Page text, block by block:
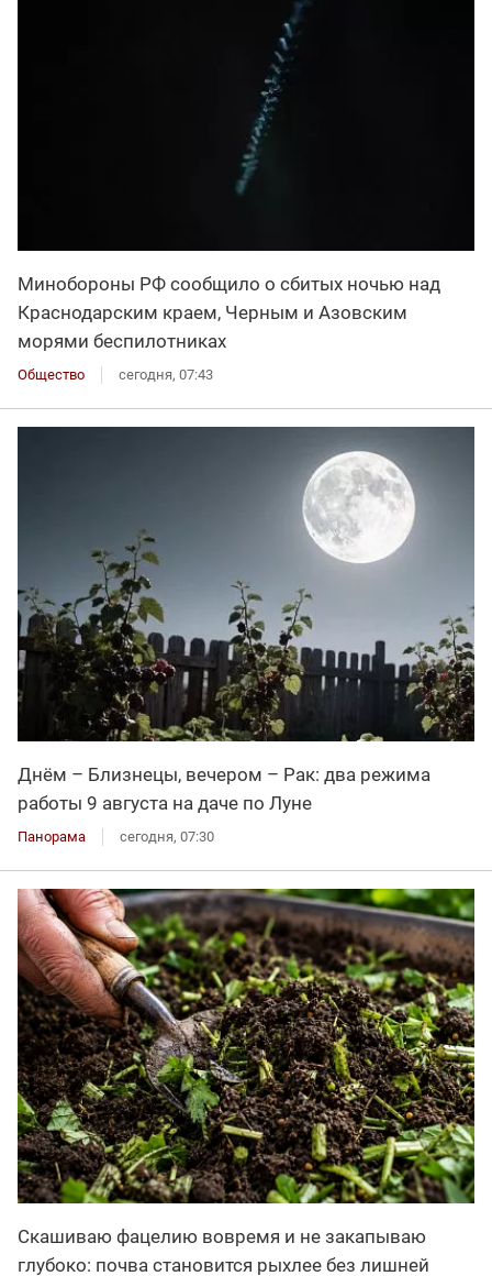
Минобороны РФ сообщило о сбитых ночью над
Краснодарским краем, Черным и Азовским
морями беспилотниках
Общество сегодня, 07:43
Днём – Близнецы, вечером – Рак: два режима
работы 9 августа на даче по Луне
Панорама сегодня, 07:30
Скашиваю фацелию вовремя и не закапываю
глубоко: почва становится рыхлее без лишней